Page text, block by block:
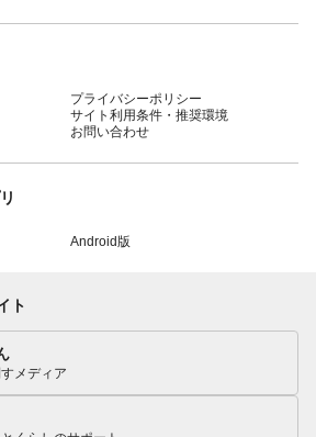
プライバシーポリシー
サイト利用条件・推奨環境
お問い合わせ
Android版
ト
メディア